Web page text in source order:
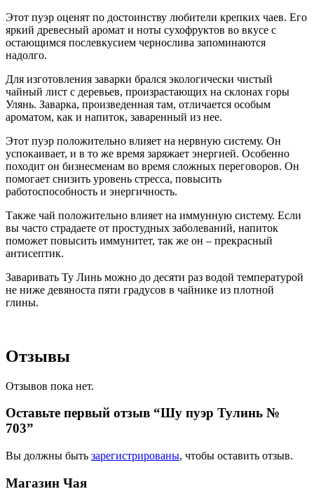
Этот пуэр оценят по достоинству любители крепких чаев. Его
яркий древесный аромат и ноты сухофруктов во вкусе с
остающимся послевкусием чернослива запоминаются
надолго.
Для изготовления заварки брался экологически чистый
чайный лист с деревьев, произрастающих на склонах горы
Улянь. Заварка, произведенная там, отличается особым
ароматом, как и напиток, заваренный из нее.
Этот пуэр положительно влияет на нервную систему. Он
успокаивает, и в то же время заряжает энергией. Особенно
походит он бизнесменам во время сложных переговоров. Он
помогает снизить уровень стресса, повысить
работоспособность и энергичность.
Также чай положительно влияет на иммунную систему. Если
вы часто страдаете от простудных заболеваний, напиток
поможет повысить иммунитет, так же он – прекрасный
антисептик.
Заваривать Ту Линь можно до десяти раз водой температурой
не ниже девяноста пяти градусов в чайнике из плотной
глины.
Отзывы
Отзывов пока нет.
Оставьте первый отзыв “Шу пуэр Тулинь №
703”
Вы должны быть зарегистрированы, чтобы оставить отзыв.
Магазин Чая